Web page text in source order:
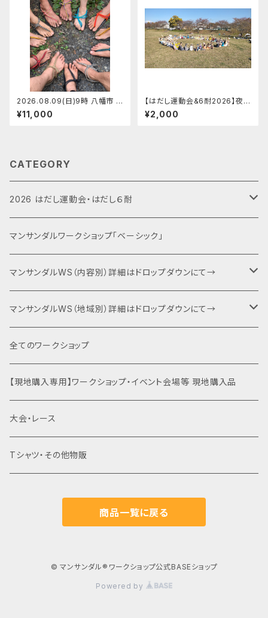
2026.08.09(日)9時 八幡市 マ
ンサンダルワークショップ【定員
6】ショージ
¥11,000
【はだし運動会&6耐2026】夜の
部 大人 (キャンプファイヤ
ー、夕食BBQ、朝食)【2026.09.
¥2,000
CATEGORY
2026 はだし運動会・はだし６耐
運動会エントリー
６耐＋運動会エントリー
キャンプファイヤー・夕食BBQ・宿泊関連
特別協賛・協賛
運動会関連商品を全て見る
マンサンダルワークショップ「ベーシック」
マンサンダルWS（内容別）詳細はドロップダウンにて→
ベーシック（入門編）
ネクスト（身体運用）
裸足×クライミング
はだし登山
滝行×マンサンダル
草鞋（わらじ）づくり×マンサンダル
マンサンダルWS（地域別）詳細はドロップダウンにて→
マンサンダル代官山店（代官山）
土徳の里（富山県南砺市）
オギノエンファーム（埼玉県所沢市）
高尾山（東京都八王子市）
東北（青森・岩手・宮城・秋田・山形・福島）
関東（東京・埼玉・神奈川・千葉・茨城・栃木・群馬・山梨）
全てのワークショップ
【現地購入専用】ワークショップ・イベント会場等 現地購入品
大会・レース
Tシャツ・その他物販
商品一覧に戻る
© マンサンダル®︎ワークショップ公式BASEショップ
Powered by